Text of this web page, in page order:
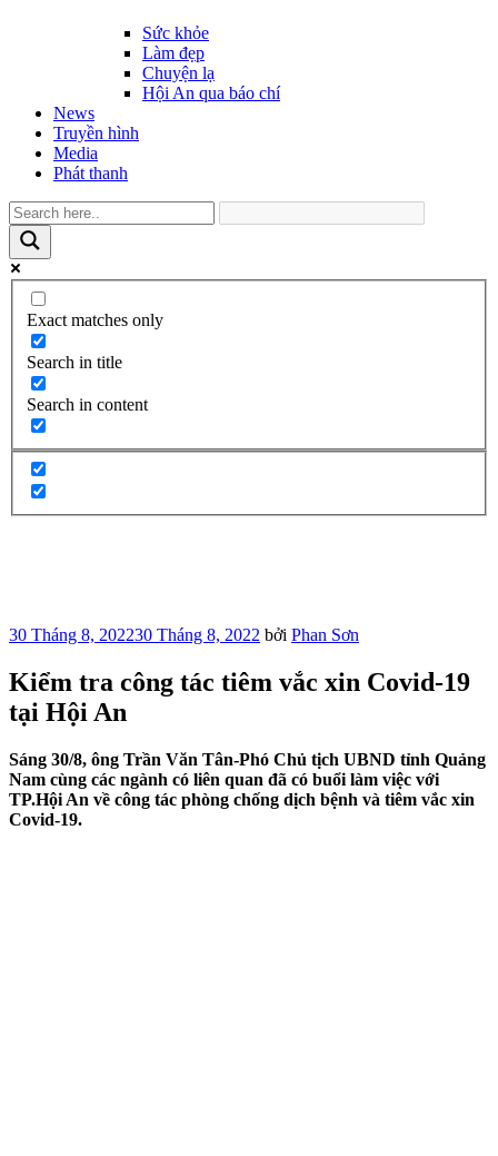
Sức khỏe
Làm đẹp
Chuyện lạ
Hội An qua báo chí
News
Truyền hình
Media
Phát thanh
Exact matches only
Search in title
Search in content
Đăng
30 Tháng 8, 202230 Tháng 8, 2022 bởi Phan Sơn
Kiểm tra công tác tiêm vắc xin Covid-19
tại Hội An
Sáng 30/8, ông Trần Văn Tân-Phó Chủ tịch UBND tỉnh Quảng
Nam cùng các ngành có liên quan đã có buổi làm việc với
TP.Hội An về công tác phòng chống dịch bệnh và tiêm vắc xin
Covid-19.